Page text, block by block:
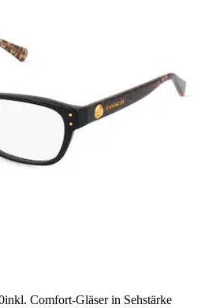
inkl. Comfort-Gläser in Sehstärke